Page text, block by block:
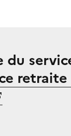
du